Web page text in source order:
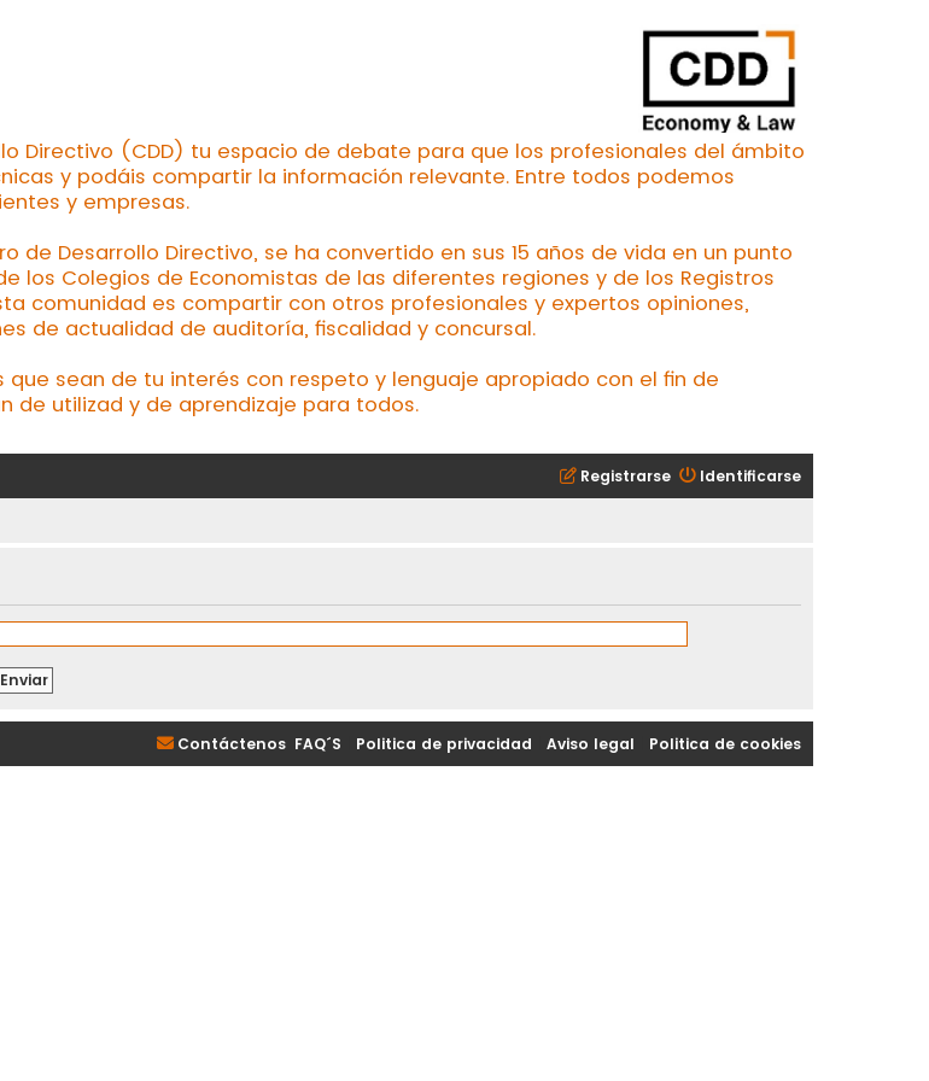
Directivo (CDD) tu espacio de debate para que los profesionales del ámbito
y podáis compartir la información relevante. Entre todos podemos
y empresas.
de Desarrollo Directivo, se ha convertido en sus 15 años de vida en un punto
los Colegios de Economistas de las diferentes regiones y de los Registros
comunidad es compartir con otros profesionales y expertos opiniones,
de actualidad de auditoría, fiscalidad y concursal.
sean de tu interés con respeto y lenguaje apropiado con el fin de
de utilizad y de aprendizaje para todos.
Identificarse
Registrarse
FAQ´S Politica de privacidad Aviso legal Politica de cookies
Contáctenos